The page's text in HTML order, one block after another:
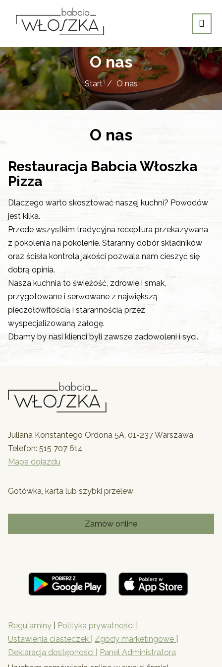
O nas
Start O nas
O nas
Restauracja Babcia Włoszka
Pizza
Dlaczego warto skosztować naszej kuchni? Powodów
jest kilka.
Przede wszystkim tradycyjna receptura przekazywana
z pokolenia na pokolenie. Staranny dobór składników
oraz ścisła kontrola jakości pozwala nam cieszyć się
dobrą opinia.
Nasza kuchnia to świeżość, zdrowie i smak,
przygotowane i serwowane z największą
pieczołowitością i starannością przez
wyspecjalizowaną załogę.
Dbamy by nasi klienci byli zawsze zadowoleni i syci.
Juliana Konstantego Ordona 5A, 01-237 Warszawa
Telefon: 515 707 614
Mapa dojazdu
Gotówka, karta lub szybki przelew
Zamów online
Regulaminy Polityka prywatności
Ustawienia ciasteczek
Zgody marketingowe
Deklaracja dostępności
Panel Administratora